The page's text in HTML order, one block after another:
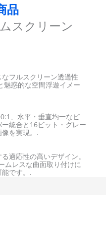
品
スクリーン
フルスクリーン透過性
魅惑的な空間浮遊イメー
、水平・垂直均一なピ
統合と16ビット・グレー
を実現。.
適応性の高いデザイン。
ムレスな曲面取り付けに
です。.